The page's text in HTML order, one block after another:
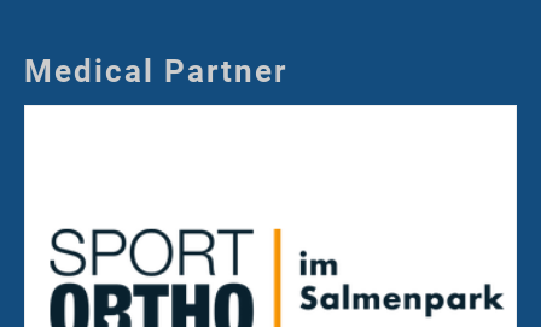
Medical Partner